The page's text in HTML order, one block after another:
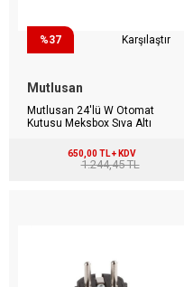
%37 Karşılaştır
Mutlusan
Mutlusan 24'lü W Otomat
Kutusu Meksbox Sıva Altı
650,00 TL + KDV
1.244,45 TL